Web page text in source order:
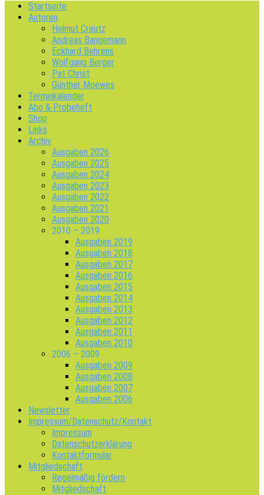
Startseite
Autoren
Helmut Creutz
Andreas Bangemann
Eckhard Behrens
Wolfgang Berger
Pat Christ
Günther Moewes
Terminkalender
Abo & Probeheft
Shop
Links
Archiv
Ausgaben 2026
Ausgaben 2025
Ausgaben 2024
Ausgaben 2023
Ausgaben 2022
Ausgaben 2021
Ausgaben 2020
2010 – 2019
Ausgaben 2019
Ausgaben 2018
Ausgaben 2017
Ausgaben 2016
Ausgaben 2015
Ausgaben 2014
Ausgaben 2013
Ausgaben 2012
Ausgaben 2011
Ausgaben 2010
2006 – 2009
Ausgaben 2009
Ausgaben 2008
Ausgaben 2007
Ausgaben 2006
Newsletter
Impressum/Datenschutz/Kontakt
Impressum
Datenschutzerklärung
Kontaktformular
Mitgliedschaft
Regelmäßig fördern
Mitgliedschaft